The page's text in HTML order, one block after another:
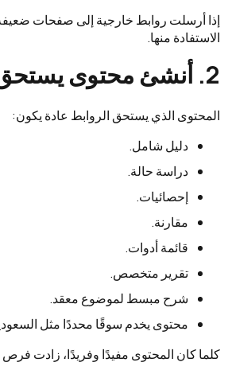
إذا أرسلت روابط خارجية إلى صفحات
الاستفادة منها.
2. أنشئ محتوى يستحق الروابط
المحتوى الذي يستحق الروابط عادة يكون:
دليل شامل.
دراسة حالة.
إحصائيات.
مقارنة.
قائمة أدوات.
تقرير متخصص.
شرح مبسط لموضوع معقد.
محتوى يخدم سوقًا محددًا مثل
كلما كان المحتوى مفيدًا وفريدًا، زادت فرص